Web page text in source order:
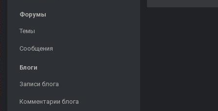
Форумы
Темы
Сообщения
Блоги
Записи блога
Комментарии блога